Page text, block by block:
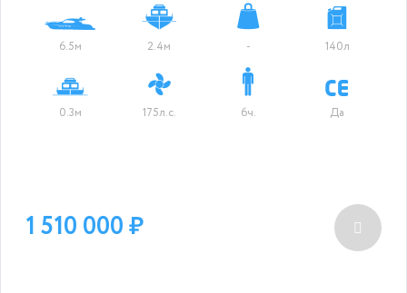
6.5м 2.4м - 140л
0.3м 175л.с. 6ч. Да
1 510 000